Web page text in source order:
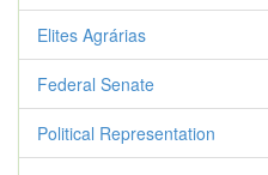
Elites Agrárias
Federal Senate
Political Representation